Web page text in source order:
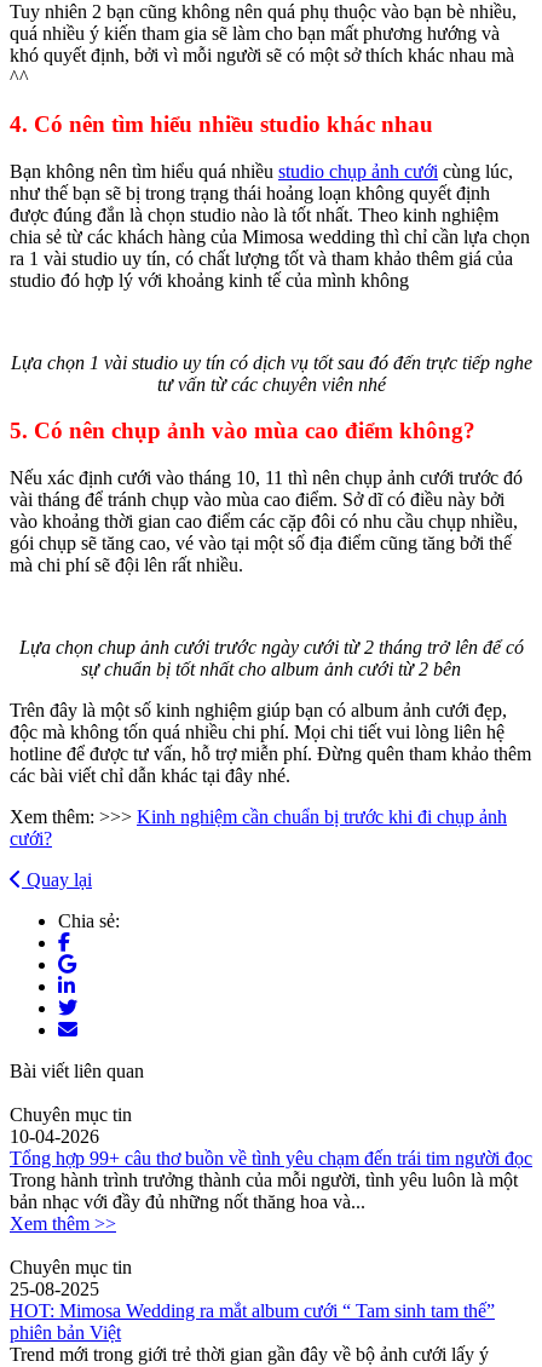
Tuy nhiên 2 bạn cũng không nên quá phụ thuộc vào bạn bè nhiều,
quá nhiều ý kiến tham gia sẽ làm cho bạn mất phương hướng và
khó quyết định, bởi vì mỗi người sẽ có một sở thích khác nhau mà
^^
4. Có nên tìm hiểu nhiều studio khác nhau
Bạn không nên tìm hiểu quá nhiều studio chụp ảnh cưới cùng lúc,
như thế bạn sẽ bị trong trạng thái hoảng loạn không quyết định
được đúng đắn là chọn studio nào là tốt nhất. Theo kinh nghiệm
chia sẻ từ các khách hàng của Mimosa wedding thì chỉ cần lựa chọn
ra 1 vài studio uy tín, có chất lượng tốt và tham khảo thêm giá của
studio đó hợp lý với khoảng kinh tế của mình không
Lựa chọn 1 vài studio uy tín có dịch vụ tốt sau đó đến trực tiếp nghe
tư vấn từ các chuyên viên nhé
5. Có nên chụp ảnh vào mùa cao điểm không?
Nếu xác định cưới vào tháng 10, 11 thì nên chụp ảnh cưới trước đó
vài tháng để tránh chụp vào mùa cao điểm. Sở dĩ có điều này bởi
vào khoảng thời gian cao điểm các cặp đôi có nhu cầu chụp nhiều,
gói chụp sẽ tăng cao, vé vào tại một số địa điểm cũng tăng bởi thế
mà chi phí sẽ đội lên rất nhiều.
Lựa chọn chup ảnh cưới trước ngày cưới từ 2 tháng trở lên để có
sự chuẩn bị tốt nhất cho album ảnh cưới từ 2 bên
Trên đây là một số kinh nghiệm giúp bạn có album ảnh cưới đẹp,
độc mà không tốn quá nhiều chi phí. Mọi chi tiết vui lòng liên hệ
hotline để được tư vấn, hỗ trợ miễn phí. Đừng quên tham khảo thêm
các bài viết chỉ dẫn khác tại đây nhé.
Xem thêm: >>> Kinh nghiệm cần chuẩn bị trước khi đi chụp ảnh
cưới?
Quay lại
Chia sẻ:
Bài viết liên quan
Chuyên mục tin
10-04-2026
Tổng hợp 99+ câu thơ buồn về tình yêu chạm đến trái tim người đọc
Trong hành trình trưởng thành của mỗi người, tình yêu luôn là một
bản nhạc với đầy đủ những nốt thăng hoa và...
Xem thêm >>
Chuyên mục tin
25-08-2025
HOT: Mimosa Wedding ra mắt album cưới “ Tam sinh tam thế”
phiên bản Việt
Trend mới trong giới trẻ thời gian gần đây về bộ ảnh cưới lấy ý